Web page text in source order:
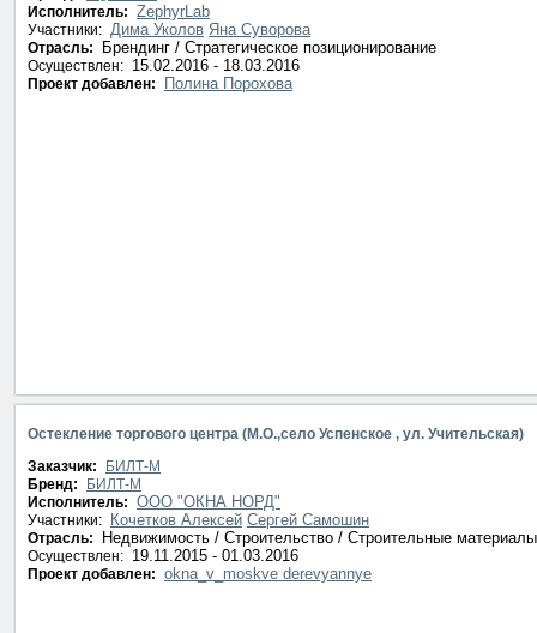
Исполнитель: ZephyrLab
Участники: Дима Уколов Яна Суворова
Отрасль: Брендинг / Стратегическое позиционирование
Осуществлен: 15.02.2016 - 18.03.2016
Проект добавлен: Полина Порохова
Остекление торгового центра (М.О.,село Успенское , ул. Учительская)
Заказчик:
БИЛТ-М
Бренд:
БИЛТ-М
Исполнитель: ООО "ОКНА НОРД"
Участники: Кочетков Алексей Сергей Самошин
Отрасль: Недвижимость / Строительство / Строительные материалы
Осуществлен: 19.11.2015 - 01.03.2016
Проект добавлен: okna_v_moskve derevyannye